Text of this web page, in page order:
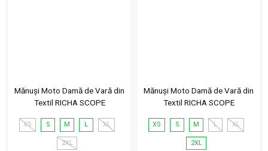
Mănuși Moto Damă de Vară din
Textil RICHA SCOPE
XS S M L XL
2XL
Mănuși Moto Damă de Vară din
Textil RICHA SCOPE
XS S M L XL
2XL